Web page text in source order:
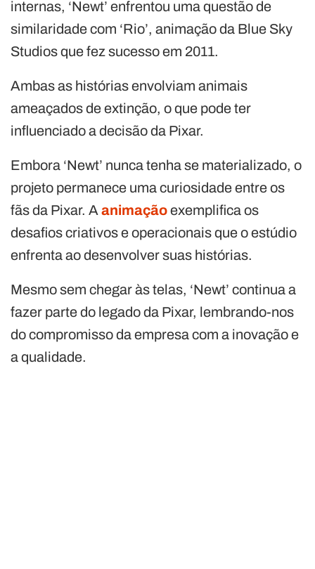
internas, ‘Newt’ enfrentou uma questão de
similaridade com ‘Rio’, animação da Blue Sky
Studios que fez sucesso em 2011.
Ambas as histórias envolviam animais
ameaçados de extinção, o que pode ter
influenciado a decisão da Pixar.
Embora ‘Newt’ nunca tenha se materializado, o
projeto permanece uma curiosidade entre os
fãs da Pixar. A animaçãoexemplifica os
desafios criativos e operacionais que o estúdio
enfrenta ao desenvolver suas histórias.
Mesmo sem chegar às telas, ‘Newt’ continua a
fazer parte do legado da Pixar, lembrando-nos
do compromisso da empresa com a inovação e
a qualidade.